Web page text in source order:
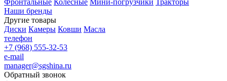
Наши бренды
Другие товары
Диски Камеры Ковши Масла
телефон
+7 (968) 555-32-53
e-mail
manager@sgshina.ru
Обратный звонок